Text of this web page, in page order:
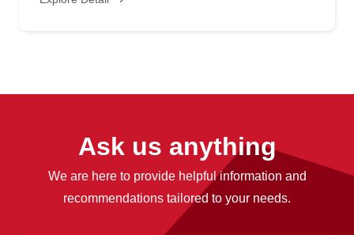
Ask us anything
We are here to provide helpful information and
recommendations tailored to your needs.